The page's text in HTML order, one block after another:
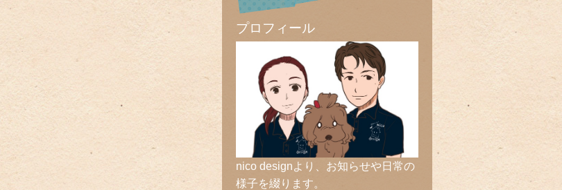
プロフィール
nico designより、お知らせや日常の
様子を綴ります。